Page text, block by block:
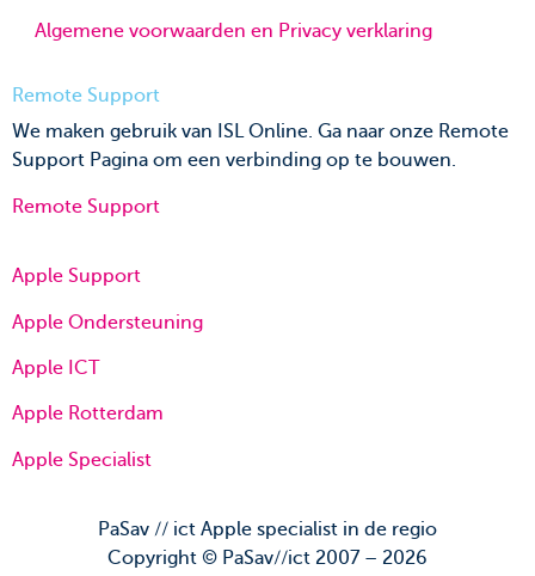
Algemene voorwaarden en Privacy verklaring
Remote Support
We maken gebruik van ISL Online. Ga naar onze Remote
Support Pagina om een verbinding op te bouwen.
Remote Support
Apple Support
Apple Ondersteuning
Apple ICT
Apple Rotterdam
Apple Specialist
PaSav // ict Apple specialist in de regio
Copyright © PaSav//ict 2007 – 2026